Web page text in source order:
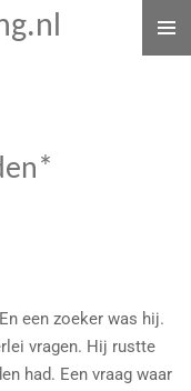
een zoeker was hij.
vragen. Hij rustte
had. Een vraag waar